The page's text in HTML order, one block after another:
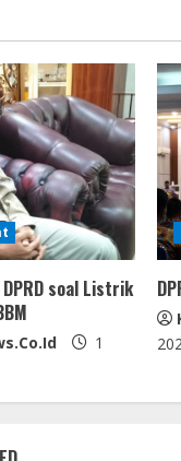
soal Listrik
1